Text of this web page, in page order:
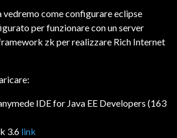
vedremo come configurare eclipse
per funzionare con un server
zk per realizzare Rich Internet
IDE for Java EE Developers (163
3.6 link